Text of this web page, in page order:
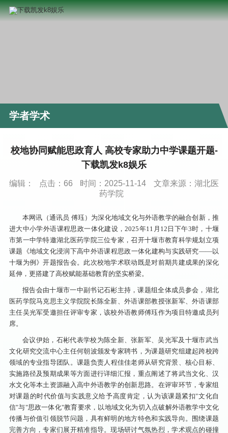
学者学术
校地协同赋能思政育人 高校专家助力中学课题开题-
下载凯发k8娱乐
编辑： 点击： 66 时间：2025-11-14
文章来源：湖北医
药学院
本网讯（通讯员 傅珏）为深化地域文化与外语教学的融合创新，推
进大中小学外语课程思政一体化建设，2025年11月12日下午3时，十堰
市第一中学特邀湖北医药学院三位专家，召开十堰市教育科学规划立项
课题《地域文化浸润下高中外语课程思政一体化建构与实践研究——以
十堰为例》开题报告会。此次校地学术联动既是对前期共建成果的深化
延伸，更搭建了高校赋能基础教育的坚实桥梁。
报告会由十堰市一中副书记石彬主持，课题组全体成员参会，湖北
医药学院马克思主义学院院长陈全新、外语课部教授张新军、外语课部
主任吴光军受邀担任评审专家，该校外语教师傅珏作为项目特邀成员列
席。
会议伊始，石彬代表学校为陈全新、张新军、吴光军及十堰市武当
文化研究交流中心主任何朝波颁发专家聘书，为课题研究组建起跨校跨
领域的专业指导团队。 课题负责人程佳佳老师从研究背景、核心目标、
实施路径及预期成果等方面进行详细汇报，重点阐述了将武当文化、汉
水文化等本土资源融入高中外语教学的创新思路。在评审环节，专家组
对课题的时代价值与实践意义给予高度肯定，认为该课题紧扣"文化自
信"与"思政一体化"教育要求，以地域文化为切入点破解外语教学中文化
传播与价值引领脱节问题，具有鲜明的地方特色和实践导向。
围绕课题
完善方向，专家们展开精准指导。现场研讨气氛热烈，学术观点的碰撞